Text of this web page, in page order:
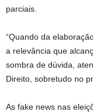
parciais.
“Quando da
a relevância que
sombra de dúvida,
Direito, sobretudo no
As fake news nas